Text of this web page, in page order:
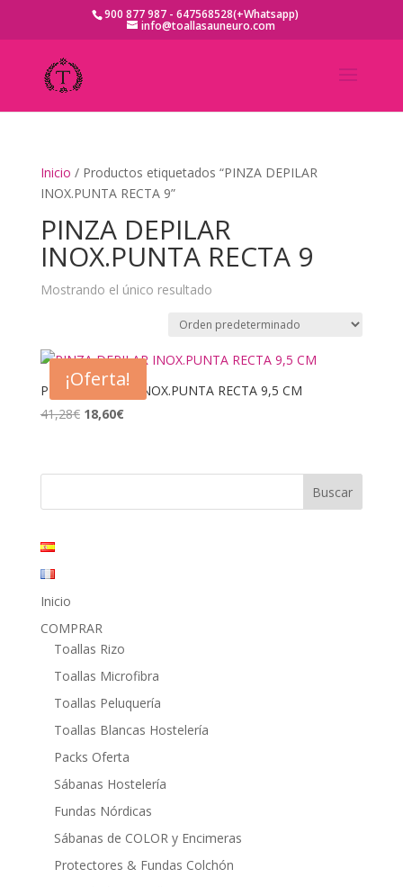
900 877 987 - 647568528(+Whatsapp)
info@toallasauneuro.com
Inicio / Productos etiquetados “PINZA DEPILAR
INOX.PUNTA RECTA 9”
PINZA DEPILAR
INOX.PUNTA RECTA 9
Mostrando el único resultado
¡Oferta!
PINZA DEPILAR INOX.PUNTA RECTA 9,5 CM
41,28€ El
era:
18,60€El
es:
Inicio
COMPRAR
Toallas Rizo
Toallas Microfibra
Toallas Peluquería
Toallas Blancas Hostelería
Packs Oferta
Sábanas Hostelería
Fundas Nórdicas
Sábanas de COLOR y Encimeras
Protectores & Fundas Colchón